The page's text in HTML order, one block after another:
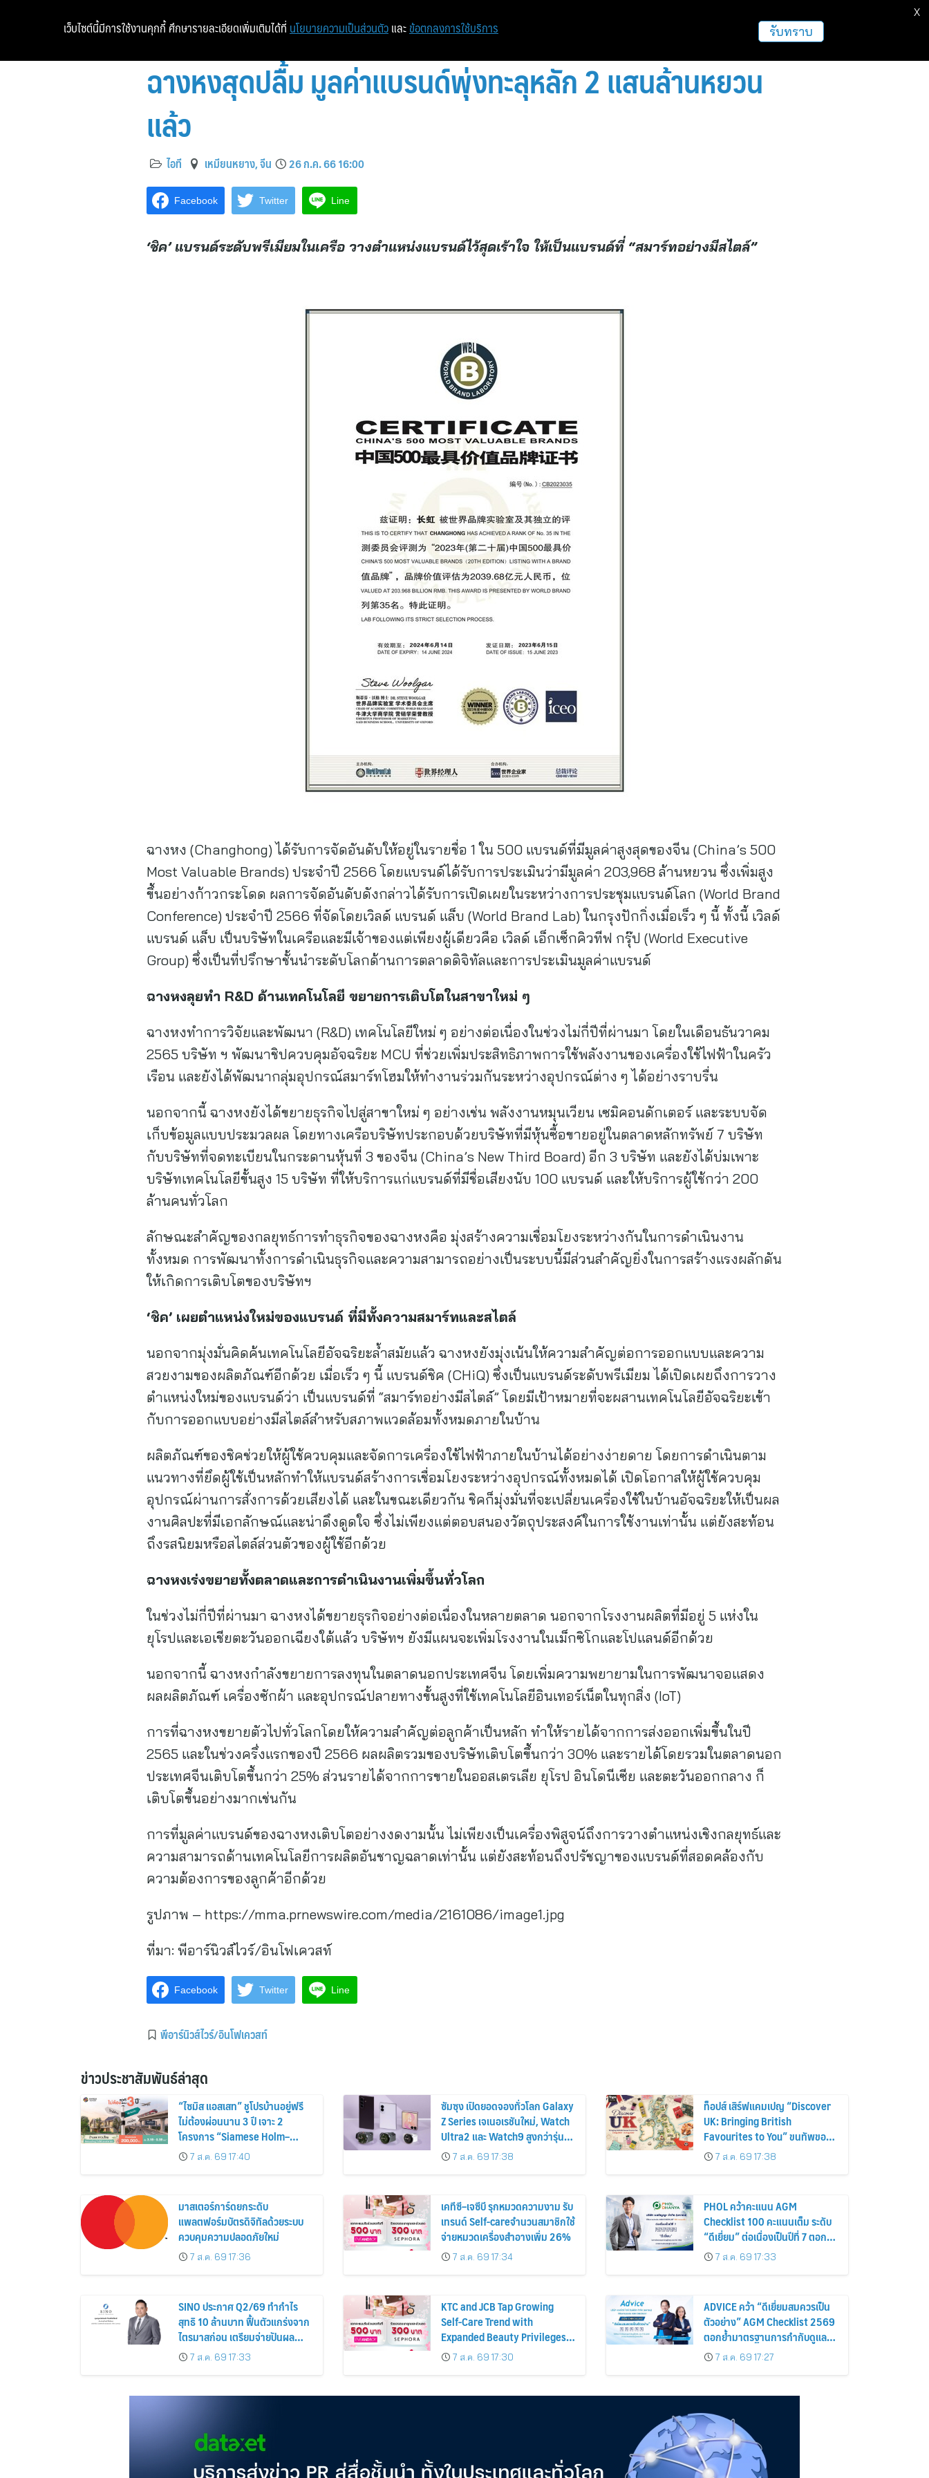
หน้าแรก ท่องเที่ยว ฝากข่าวประชาสัมพันธ์
ฉางหงสุดปลื้ม มูลค่าแบรนด์พุ่งทะลุหลัก 2 แสนล้านหยวน
แล้ว
ไอที เหมียนหยาง, จีน 26 ก.ค. 66 16:00
Facebook Twitter Line
‘ชิค’ แบรนด์ระดับพรีเมียมในเครือ วางตำแหน่งแบรนด์ไว้สุดเร้าใจ ให้เป็นแบรนด์ที่ “สมาร์ทอย่างมีสไตล์”
ฉางหง (Changhong) ได้รับการจัดอันดับให้อยู่ในรายชื่อ 1 ใน 500 แบรนด์ที่มีมูลค่าสูงสุดของจีน (China’s 500
Most Valuable Brands) ประจำปี 2566 โดยแบรนด์ได้รับการประเมินว่ามีมูลค่า 203,968 ล้านหยวน ซึ่งเพิ่มสูง
ขึ้นอย่างก้าวกระโดด ผลการจัดอันดับดังกล่าวได้รับการเปิดเผยในระหว่างการประชุมแบรนด์โลก (World Brand
Conference) ประจำปี 2566 ที่จัดโดยเวิลด์ แบรนด์ แล็บ (World Brand Lab) ในกรุงปักกิ่งเมื่อเร็ว ๆ นี้ ทั้งนี้ เวิลด์
แบรนด์ แล็บ เป็นบริษัทในเครือและมีเจ้าของแต่เพียงผู้เดียวคือ เวิลด์ เอ็กเซ็กคิวทีฟ กรุ๊ป (World Executive
Group) ซึ่งเป็นที่ปรึกษาชั้นนำระดับโลกด้านการตลาดดิจิทัลและการประเมินมูลค่าแบรนด์
ฉางหงลุยทำ R&D ด้านเทคโนโลยี ขยายการเติบโตในสาขาใหม่ ๆ
ฉางหงทำการวิจัยและพัฒนา (R&D) เทคโนโลยีใหม่ ๆ อย่างต่อเนื่องในช่วงไม่กี่ปีที่ผ่านมา โดยในเดือนธันวาคม
2565 บริษัท ฯ พัฒนาชิปควบคุมอัจฉริยะ MCU ที่ช่วยเพิ่มประสิทธิภาพการใช้พลังงานของเครื่องใช้ไฟฟ้าในครัว
เรือน และยังได้พัฒนากลุ่มอุปกรณ์สมาร์ทโฮมให้ทำงานร่วมกันระหว่างอุปกรณ์ต่าง ๆ ได้อย่างราบรื่น
นอกจากนี้ ฉางหงยังได้ขยายธุรกิจไปสู่สาขาใหม่ ๆ อย่างเช่น พลังงานหมุนเวียน เซมิคอนดักเตอร์ และระบบจัด
เก็บข้อมูลแบบประมวลผล โดยทางเครือบริษัทประกอบด้วยบริษัทที่มีหุ้นซื้อขายอยู่ในตลาดหลักทรัพย์ 7 บริษัท
กับบริษัทที่จดทะเบียนในกระดานหุ้นที่ 3 ของจีน (China’s New Third Board) อีก 3 บริษัท และยังได้บ่มเพาะ
บริษัทเทคโนโลยีขั้นสูง 15 บริษัท ที่ให้บริการแก่แบรนด์ที่มีชื่อเสียงนับ 100 แบรนด์ และให้บริการผู้ใช้กว่า 200
ล้านคนทั่วโลก
ลักษณะสำคัญของกลยุทธ์การทำธุรกิจของฉางหงคือ มุ่งสร้างความเชื่อมโยงระหว่างกันในการดำเนินงาน
ทั้งหมด การพัฒนาทั้งการดำเนินธุรกิจและความสามารถอย่างเป็นระบบนี้มีส่วนสำคัญยิ่งในการสร้างแรงผลักดัน
ให้เกิดการเติบโตของบริษัทฯ
‘ชิค’ เผยตำแหน่งใหม่ของแบรนด์ ที่มีทั้งความสมาร์ทและสไตล์
นอกจากมุ่งมั่นคิดค้นเทคโนโลยีอัจฉริยะล้ำสมัยแล้ว ฉางหงยังมุ่งเน้นให้ความสำคัญต่อการออกแบบและความ
สวยงามของผลิตภัณฑ์อีกด้วย เมื่อเร็ว ๆ นี้ แบรนด์ชิค (CHiQ) ซึ่งเป็นแบรนด์ระดับพรีเมียม ได้เปิดเผยถึงการวาง
ตำแหน่งใหม่ของแบรนด์ว่า เป็นแบรนด์ที่ “สมาร์ทอย่างมีสไตล์” โดยมีเป้าหมายที่จะผสานเทคโนโลยีอัจฉริยะเข้า
กับการออกแบบอย่างมีสไตล์สำหรับสภาพแวดล้อมทั้งหมดภายในบ้าน
ผลิตภัณฑ์ของชิคช่วยให้ผู้ใช้ควบคุมและจัดการเครื่องใช้ไฟฟ้าภายในบ้านได้อย่างง่ายดาย โดยการดำเนินตาม
แนวทางที่ยึดผู้ใช้เป็นหลักทำให้แบรนด์สร้างการเชื่อมโยงระหว่างอุปกรณ์ทั้งหมดได้ เปิดโอกาสให้ผู้ใช้ควบคุม
อุปกรณ์ผ่านการสั่งการด้วยเสียงได้ และในขณะเดียวกัน ชิคก็มุ่งมั่นที่จะเปลี่ยนเครื่องใช้ในบ้านอัจฉริยะให้เป็นผล
งานศิลปะที่มีเอกลักษณ์และน่าดึงดูดใจ ซึ่งไม่เพียงแต่ตอบสนองวัตถุประสงค์ในการใช้งานเท่านั้น แต่ยังสะท้อน
ถึงรสนิยมหรือสไตล์ส่วนตัวของผู้ใช้อีกด้วย
ฉางหงเร่งขยายทั้งตลาดและการดำเนินงานเพิ่มขึ้นทั่วโลก
ในช่วงไม่กี่ปีที่ผ่านมา ฉางหงได้ขยายธุรกิจอย่างต่อเนื่องในหลายตลาด นอกจากโรงงานผลิตที่มีอยู่ 5 แห่งใน
ยุโรปและเอเชียตะวันออกเฉียงใต้แล้ว บริษัทฯ ยังมีแผนจะเพิ่มโรงงานในเม็กซิโกและโปแลนด์อีกด้วย
นอกจากนี้ ฉางหงกำลังขยายการลงทุนในตลาดนอกประเทศจีน โดยเพิ่มความพยายามในการพัฒนาจอแสดง
ผลผลิตภัณฑ์ เครื่องซักผ้า และอุปกรณ์ปลายทางขั้นสูงที่ใช้เทคโนโลยีอินเทอร์เน็ตในทุกสิ่ง (IoT)
การที่ฉางหงขยายตัวไปทั่วโลกโดยให้ความสำคัญต่อลูกค้าเป็นหลัก ทำให้รายได้จากการส่งออกเพิ่มขึ้นในปี
2565 และในช่วงครึ่งแรกของปี 2566 ผลผลิตรวมของบริษัทเติบโตขึ้นกว่า 30% และรายได้โดยรวมในตลาดนอก
ประเทศจีนเติบโตขึ้นกว่า 25% ส่วนรายได้จากการขายในออสเตรเลีย ยุโรป อินโดนีเซีย และตะวันออกกลาง ก็
เติบโตขึ้นอย่างมากเช่นกัน
การที่มูลค่าแบรนด์ของฉางหงเติบโตอย่างงดงามนั้น ไม่เพียงเป็นเครื่องพิสูจน์ถึงการวางตำแหน่งเชิงกลยุทธ์และ
ความสามารถด้านเทคโนโลยีการผลิตอันชาญฉลาดเท่านั้น แต่ยังสะท้อนถึงปรัชญาของแบรนด์ที่สอดคล้องกับ
ความต้องการของลูกค้าอีกด้วย
รูปภาพ – https://mma.prnewswire.com/media/2161086/image1.jpg
ที่มา: พีอาร์นิวส์ไวร์/อินโฟเควสท์
Facebook Twitter Line
พีอาร์นิวส์ไวร์/อินโฟเควสท์
ข่าวประชาสัมพันธ์ล่าสุด
“ไซมิส แอสเสท” ชูโปรบ้านอยู่ฟรี
ไม่ต้องผ่อนนาน 3 ปี เจาะ 2
โครงการ “Siamese Holm–
Siamese Blossom” พร้อม
ส่วนลดและสิทธิพิเศษถึง 31
7 ส.ค. 69 17:40
ซัมซุง เปิดยอดจองทั่วโลก Galaxy
Z Series เจเนอเรชันใหม่, Watch
Ultra2 และ Watch9 สูงกว่ารุ่น
ก่อนหน้ากว่า 30%
7 ส.ค. 69 17:38
ท็อปส์ เสิร์ฟแคมเปญ “Discover
UK: Bringing British
Favourites to You” ขนทัพของ
อร่อยและไอเท็มฮิตจากสหราช
อาณาจักร ส่งตรงถึงมือตั้งแต่วัน
7 ส.ค. 69 17:38
มาสเตอร์การ์ดยกระดับ
แพลตฟอร์มบัตรดิจิทัลด้วยระบบ
ควบคุมความปลอดภัยใหม่
7 ส.ค. 69 17:36
เคทีซี–เจซีบี รุกหมวดความงาม รับ
เทรนด์ Self-careจำนวนสมาชิกใช้
จ่ายหมวดเครื่องสำอางเพิ่ม 26%
7 ส.ค. 69 17:34
PHOL คว้าคะแนน AGM
Checklist 100 คะแนนเต็ม ระดับ
“ดีเยี่ยม” ต่อเนื่องเป็นปีที่ 7 ตอกย้ำ
การดำเนินธุรกิจตามหลักธรรมาภิ
บาล โปร่งใส สร้างความเชื่อมั่นผู้
7 ส.ค. 69 17:33
SINO ประกาศ Q2/69 ทำกำไร
สุทธิ 10 ล้านบาท ฟื้นตัวแกร่งจาก
ไตรมาสก่อน เตรียมจ่ายปันผล
ระหว่างกาล 0.014423 บาทต่อหุ้น
ครึ่งปีหลังมุ่งเติบโตต่อเนื่อง
7 ส.ค. 69 17:33
KTC and JCB Tap Growing
Self-Care Trend with
Expanded Beauty Privileges
Number of KTC JCB
Cardmembers Spending on
7 ส.ค. 69 17:30
ADVICE คว้า “ดีเยี่ยมสมควรเป็น
ตัวอย่าง” AGM Checklist 2569
ตอกย้ำมาตรฐานการกำกับดูแล
กิจการที่ดี
7 ส.ค. 69 17:27
เว็บไซต์นี้มีการใช้งานคุกกี้ ศึกษารายละเอียดเพิ่มเติมได้ที่ นโยบายความเป็นส่วนตัว และ ข้อตกลงการใช้บริการ รับทราบ
X